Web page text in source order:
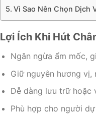
Vì Sao Nên Chọn Dịch
Lợi Ích Khi Hút
Ngăn ngừa ẩm mốc,
Giữ nguyên hương vị,
Dễ dàng lưu trữ hoặc
Phù hợp cho người